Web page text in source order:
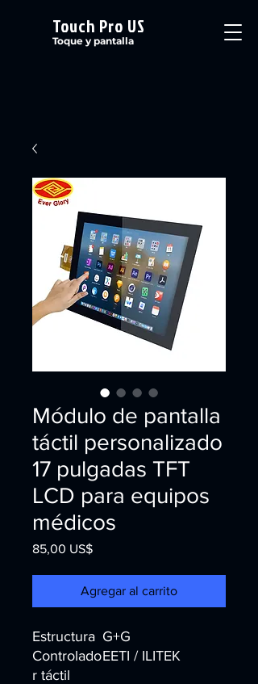
Touch Pro US
Toque y pantalla
Módulo de pantalla
táctil personalizado
17 pulgadas TFT
LCD para equipos
médicos
85,00 US$Precio
Agregar al carrito
Estructura G+G
Controlado
r táctil
EETI / ILITEK